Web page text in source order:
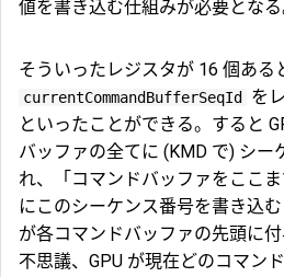
値を書き込む仕組みが必要となる
そういったレジスタが 16 個ある
currentCommandBufferSeqId
を
といったことができる。すると
バッファの全てに (KMD で) シー
れ、「コマンドバッファをここ
にこのシーケンス番号を書き込
が各コマンドバッファの先頭に
不思議、GPU が現在どのコマン